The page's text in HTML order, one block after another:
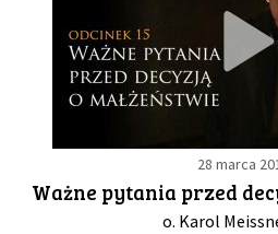
28 marca
Ważne pytania przed
o. Karol